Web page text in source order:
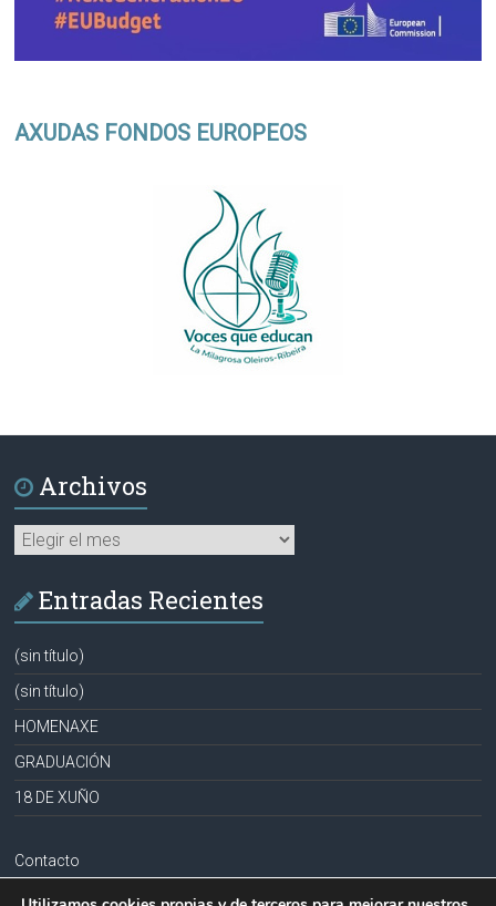
AXUDAS FONDOS EUROPEOS
Archivos
Archivos
Entradas Recientes
(sin título)
(sin título)
HOMENAXE
GRADUACIÓN
18 DE XUÑO
Contacto
Aviso legal